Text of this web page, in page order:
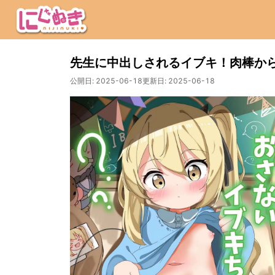
先生に中出しされるイブキ！肉棒か
公開日: 2025-06-18更新日: 2025-06-18